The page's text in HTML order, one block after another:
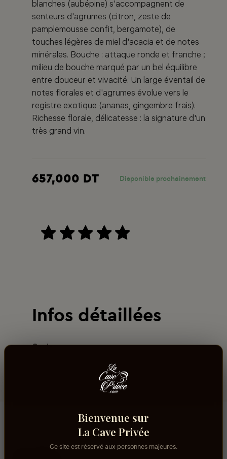
blanches (aubépine) s'accompagnent de
senteurs d'agrumes (citron, zeste de
pamplemousse confit, bergamote), de
touches légères de miel d'acacia et de notes
minérales. Bouche : attaque ronde et franche ;
milieu de bouche marqué par un bel équilibre
entre douceur et vivacité. Un large éventail de
notes florales et d'agrumes évolue vers le
registre exotique (ananas, gingembre frais).
Richesse florale, délicatesse : la signature d'un
très grand vin.
657,000 DT Disponible prochainement
Infos détaillées
Couleur
Bienvenue sur
La Cave Privée
Ce site est réservé aux personnes majeures.